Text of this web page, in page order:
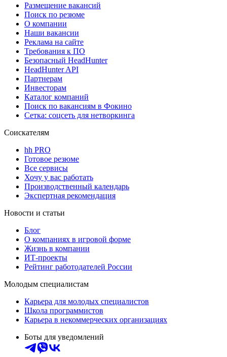
Размещение вакансий
Поиск по резюме
О компании
Наши вакансии
Реклама на сайте
Требования к ПО
Безопасный HeadHunter
HeadHunter API
Партнерам
Инвесторам
Каталог компаний
Поиск по вакансиям в Фокино
Сетка: соцсеть для нетворкинга
Соискателям
hh PRO
Готовое резюме
Все сервисы
Хочу у вас работать
Производственный календарь
Экспертная рекомендация
Новости и статьи
Блог
О компаниях в игровой форме
Жизнь в компании
ИТ-проекты
Рейтинг работодателей России
Молодым специалистам
Карьера для молодых специалистов
Школа программистов
Карьера в некоммерческих организациях
Боты для уведомлений